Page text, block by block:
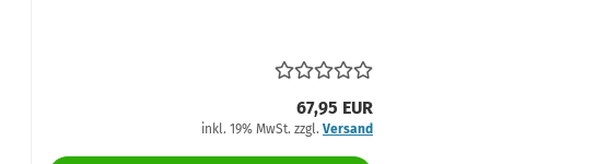
67,95 EUR
inkl. 19% MwSt. zzgl. Versand